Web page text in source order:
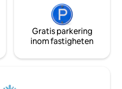
Gratis parkering
inom fastigheten